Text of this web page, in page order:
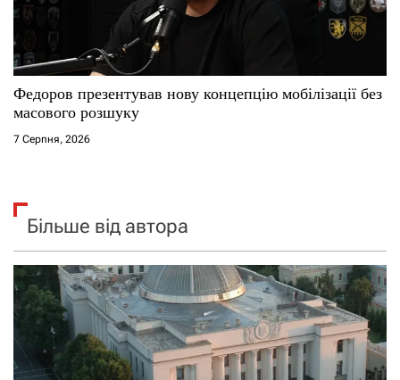
Федоров презентував нову концепцію мобілізації без
масового розшуку
7 Серпня, 2026
Більше від автора